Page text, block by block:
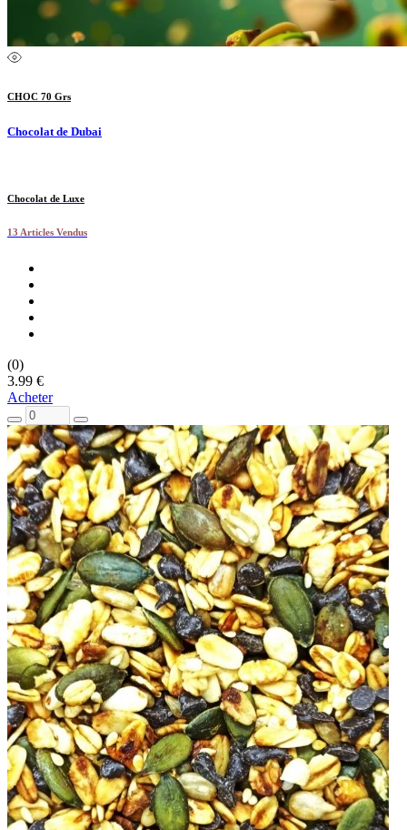
CHOC 70 Grs
Chocolat de Dubai
Chocolat de Luxe
13 Articles Vendus
(0)
3.99 €
Acheter